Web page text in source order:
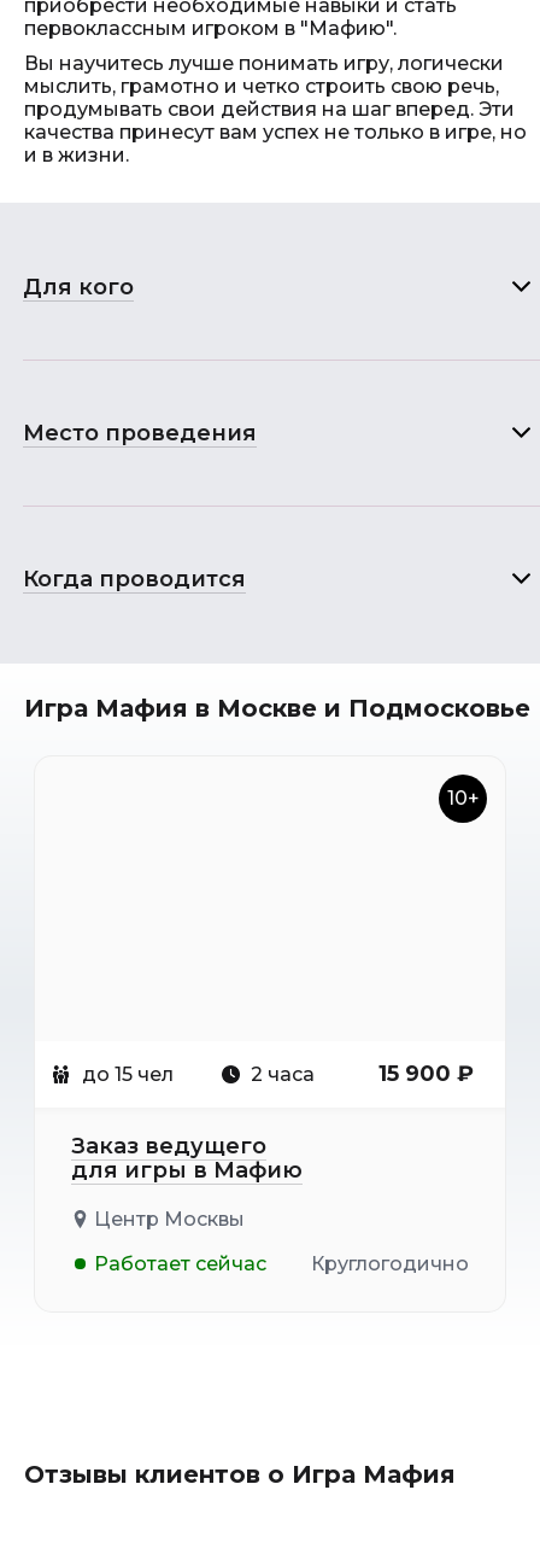
приобрести необходимые навыки и стать
первоклассным игроком в "Мафию".
Вы научитесь лучше понимать игру, логически
мыслить, грамотно и четко строить свою речь,
продумывать свои действия на шаг вперед. Эти
качества принесут вам успех не только в игре, но
и в жизни.
Для кого
Место проведения
Когда проводится
Игра Мафия в Москве и Подмосковье
10+
до 15 чел 2 часа 15 900 ₽
Заказ ведущего
для игры в Мафию
Центр Москвы
Работает сейчас
Круглогодично
Отзывы клиентов о Игра Мафия